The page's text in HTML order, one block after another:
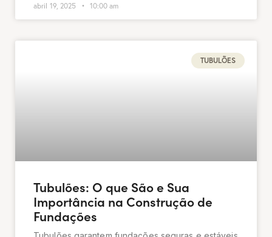
abril 19, 2025 10:00 am
TUBULÕES
Tubulões: O que São e Sua
Importância na Construção de
Fundações